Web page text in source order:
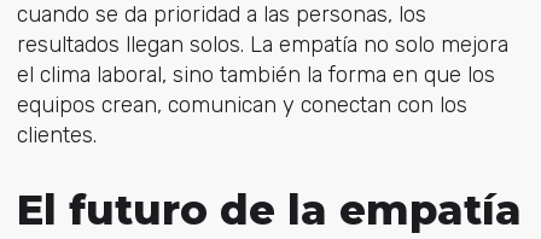
cuando se da prioridad a las personas, los
resultados llegan solos. La empatía no solo mejora
el clima laboral, sino también la forma en que los
equipos crean, comunican y conectan con los
clientes.
El futuro de la empatía